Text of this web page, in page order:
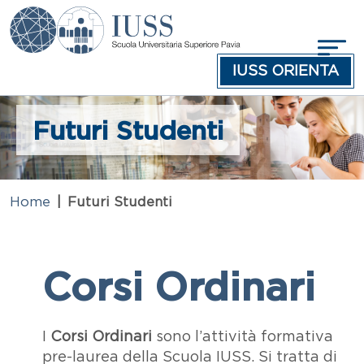
Salta al contenuto principale
IUSS ORIENTA
Futuri Studenti
Home Futuri Studenti
Corsi Ordinari
Corsi Ordinari sono l’attività formativa
pre-laurea della Scuola IUSS. Si tratta di